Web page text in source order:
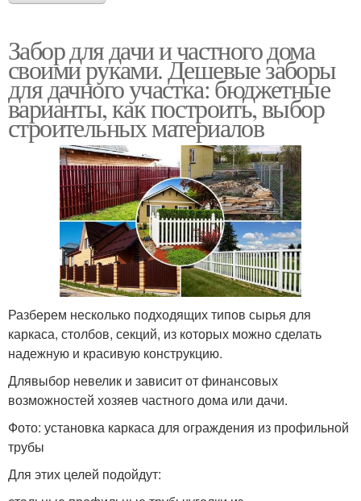
Забор для дачи и частного дома
своими руками. Дешевые заборы
для дачного участка: бюджетные
варианты, как построить, выбор
строительных материалов
Разберем несколько подходящих типов сырья для
каркаса, столбов, секций, из которых можно сделать
надежную и красивую конструкцию.
Длявыбор невелик и зависит от финансовых
возможностей хозяев частного дома или дачи.
Фото: установка каркаса для ограждения из профильной
трубы
Для этих целей подойдут: